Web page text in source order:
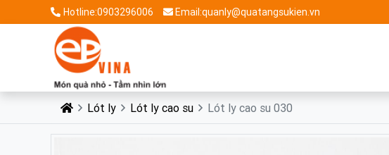
Hotline:0903296006 Email:quanly@quatangsukien.vn
Lót ly Lót ly cao su Lót ly cao su 030